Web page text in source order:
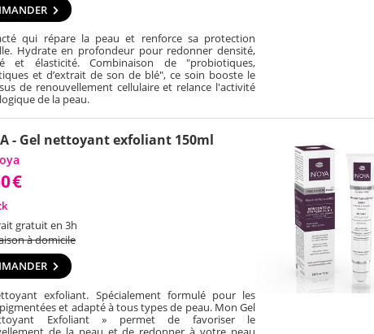
qui répare la peau et renforce sa protection
Hydrate en profondeur pour redonner densité,
et élasticité. Combinaison de "probiotiques,
et d’extrait de son de blé", ce soin booste le
de renouvellement cellulaire et relance l'activité
de la peau.
- Gel nettoyant exfoliant 150ml
€
gratuit en 3h
à domicile
exfoliant. Spécialement formulé pour les
et adapté à tous types de peau. Mon Gel
Exfoliant » permet de favoriser le